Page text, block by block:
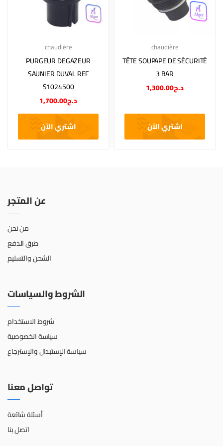
chaudière
PURGEUR DEGAZEUR
SAUNIER DUVAL REF
S1024500
د.ج1,700.00
اشتري الآن
chaudière
TÊTE SOUPAPE DE SÉCURITÉ
3 BAR
د.ج1,300.00
اشتري الآن
عن المتجر
من نحن
طرق الدفع
الشحن والتسليم
الشروط والسياسات
شروط الاستخدام
سياسة الخصوصية
سياسة الإستبدال والإسترجاع
تواصل معنا
أسئلة شائعة
اتصل بنا